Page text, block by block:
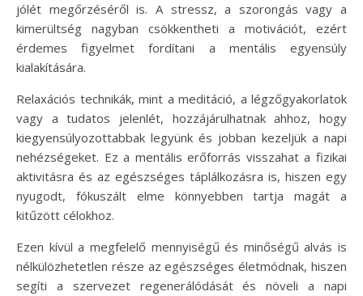
jólét megőrzéséről is. A stressz, a szorongás vagy a
kimerültség nagyban csökkentheti a motivációt, ezért
érdemes figyelmet fordítani a mentális egyensúly
kialakítására.
Relaxációs technikák, mint a meditáció, a légzőgyakorlatok
vagy a tudatos jelenlét, hozzájárulhatnak ahhoz, hogy
kiegyensúlyozottabbak legyünk és jobban kezeljük a napi
nehézségeket. Ez a mentális erőforrás visszahat a fizikai
aktivitásra és az egészséges táplálkozásra is, hiszen egy
nyugodt, fókuszált elme könnyebben tartja magát a
kitűzött célokhoz.
Ezen kívül a megfelelő mennyiségű és minőségű alvás is
nélkülözhetetlen része az egészséges életmódnak, hiszen
segíti a szervezet regenerálódását és növeli a napi